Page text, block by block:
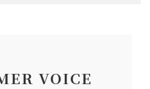
VOICE